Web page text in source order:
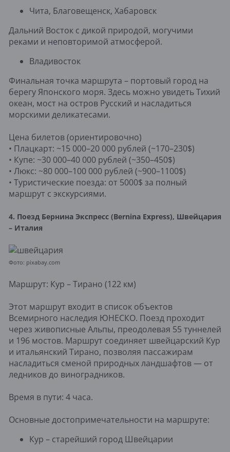
Чита, Благовещенск, Хабаровск
Дальний Восток с дикой природой, могучими
реками и неповторимой атмосферой.
Владивосток
Финальная точка маршрута – портовый город на
берегу Японского моря. Здесь можно увидеть Тихий
океан, мост на остров Русский и насладиться
морскими деликатесами.
Цена билетов (ориентировочно)
• Плацкарт: ~15 000–20 000 рублей (~170–230$)
• Купе: ~30 000–40 000 рублей (~350–450$)
• Люкс: ~80 000–100 000 рублей (~900–1100$)
• Туристические поезда: от 5000$ за полный
маршрут с экскурсиями.
4. Поезд Бернина Экспресс (Bernina Express), Швейцария
– Италия
Фото: pixabay.com
Маршрут: Кур – Тирано (122 км)
Этот маршрут входит в список объектов
Всемирного наследия ЮНЕСКО. Поезд проходит
через живописные Альпы, преодолевая 55 туннелей
и 196 мостов. Маршрут соединяет швейцарский Кур
и итальянский Тирано, позволяя пассажирам
насладиться сменой природных ландшафтов — от
ледников до виноградников.
Время в пути: 4 часа.
Основные достопримечательности на маршруте:
Кур – старейший город Швейцарии